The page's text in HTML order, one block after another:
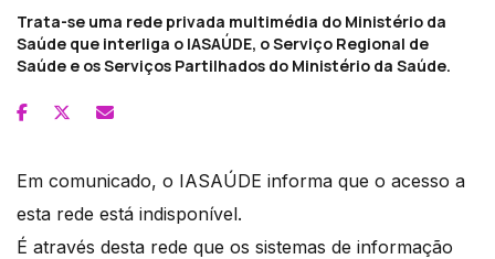
Trata-se uma rede privada multimédia do Ministério da
Saúde que interliga o IASAÚDE, o Serviço Regional de
Saúde e os Serviços Partilhados do Ministério da Saúde.
Em comunicado, o IASAÚDE informa que o acesso a
esta rede está indisponível.
É através desta rede que os sistemas de informação